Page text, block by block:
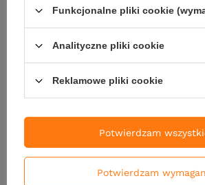
NOWOŚĆ
- kolor 1
23,90 zł
Kup za: 788.70
- kolor
Funkcjonalne pliki cookie
Analityczne pliki cookie
Reklamowe pliki cookie
Potwierdzam
Potwierdzam